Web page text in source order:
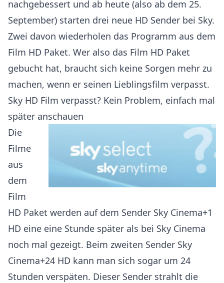
nachgebessert und ab heute (also ab dem 25.
September) starten drei neue HD Sender bei Sky.
Zwei davon wiederholen das Programm aus dem
Film HD Paket. Wer also das Film HD Paket
gebucht hat, braucht sich keine Sorgen mehr zu
machen, wenn er seinen Lieblingsfilm verpasst.
Sky HD Film verpasst? Kein Problem, einfach mal
später anschauen
Die
Filme
aus
dem
Film
HD Paket werden auf dem Sender Sky Cinema+1
HD eine eine Stunde später als bei Sky Cinema
noch mal gezeigt. Beim zweiten Sender Sky
Cinema+24 HD kann man sich sogar um 24
Stunden verspäten. Dieser Sender strahlt die